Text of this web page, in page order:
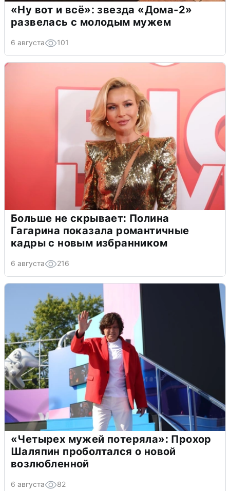
«Ну вот и всё»: звезда «Дома-2»
развелась с молодым мужем
6 августа 101
Больше не скрывает: Полина
Гагарина показала романтичные
кадры с новым избранником
6 августа 216
«Четырех мужей потеряла»: Прохор
Шаляпин проболтался о новой
возлюбленной
6 августа 82